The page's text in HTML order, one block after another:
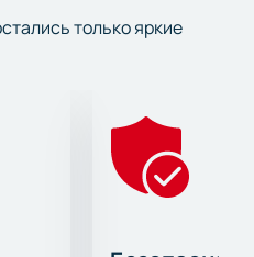
только яркие